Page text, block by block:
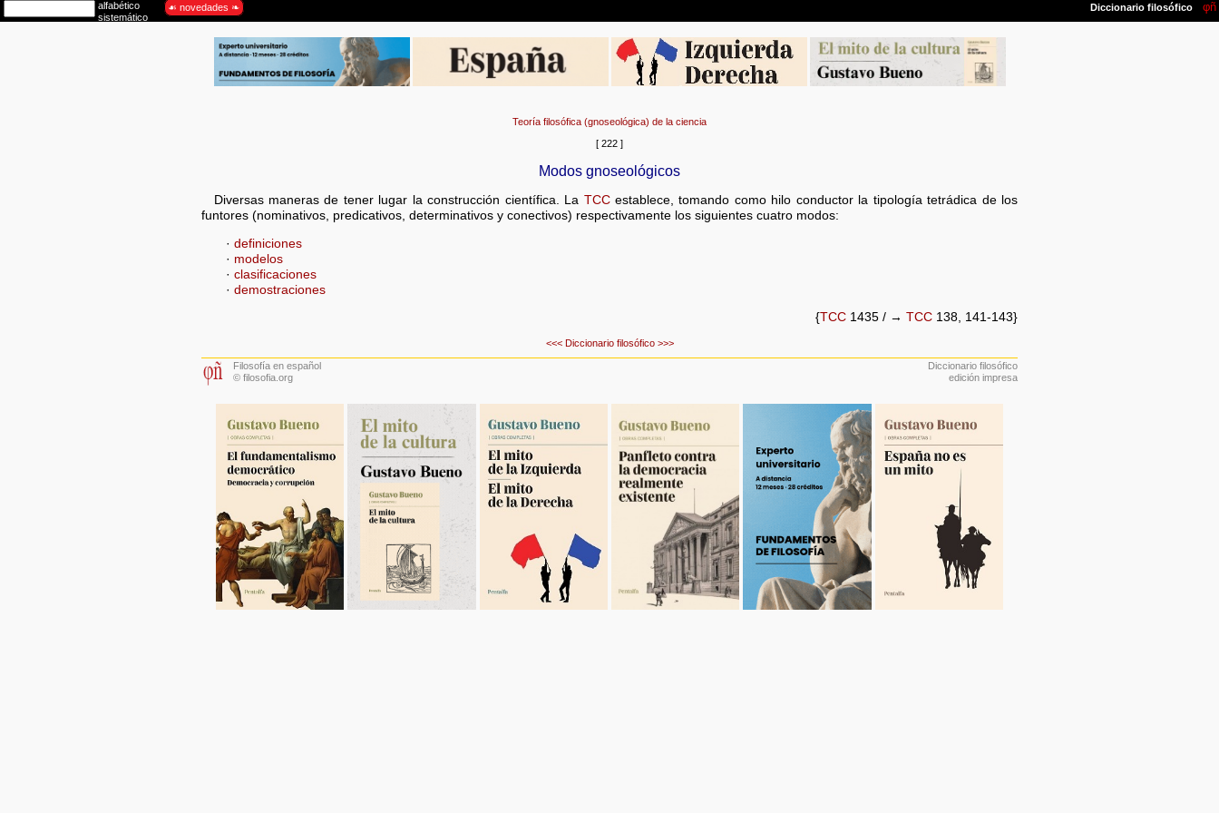
Teoría filosófica (gnoseológica) de la ciencia
[ 222 ]
Modos gnoseológicos
Diversas maneras de tener lugar la construcción científica. La TCCestablece, tomando como hilo conductor la tipología tetrádica de los
funtores (nominativos, predicativos, determinativos y conectivos) respectivamente los siguientes cuatro modos:
·definiciones
· modelos
·clasificaciones
·demostraciones
{TCC 1435 / → TCC 138, 141-143}
<<< Diccionario filosófico >>>
Filosofía en español
© filosofia.org
Diccionario filosófico
edición impresa